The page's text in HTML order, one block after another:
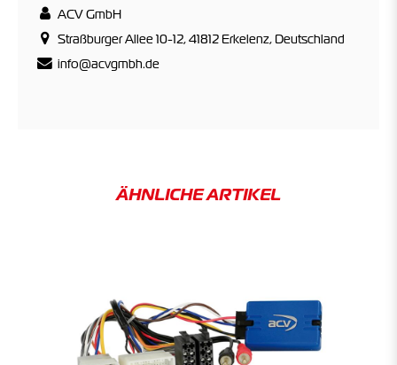
ACV GmbH
Straßburger Allee 10-12, 41812 Erkelenz, Deutschland
info@acvgmbh.de
ÄHNLICHE ARTIKEL